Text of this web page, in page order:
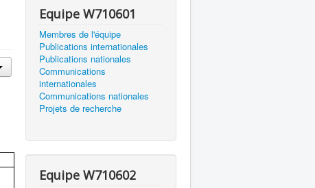
Equipe W710601
Membres de l'équipe
Publications internationales
Publications nationales
Communications
internationales
Communications nationales
Projets de recherche
Equipe W710602